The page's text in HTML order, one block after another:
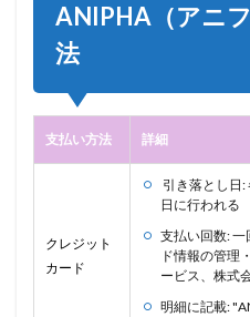
ANIPHA（アニ
法
支払い方法 詳細
クレジット
カード
引き落とし日:
日に行われる
支払い回数:
ド情報の管理
ービス、株式
明細に記載: